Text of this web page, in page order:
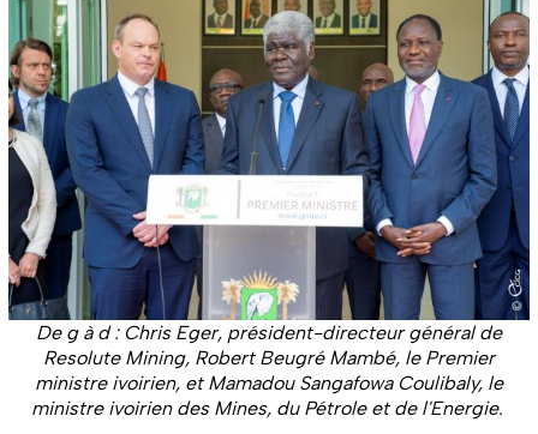
De g à d : Chris Eger, président-directeur général de
Resolute Mining, Robert Beugré Mambé, le Premier
ministre ivoirien, et Mamadou Sangafowa Coulibaly, le
ministre ivoirien des Mines, du Pétrole et de l'Energie.